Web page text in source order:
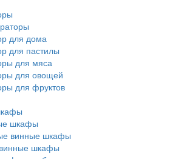
для дома
для пастилы
для мяса
для овощей
для фруктов
шкафы
винные шкафы
шкафы